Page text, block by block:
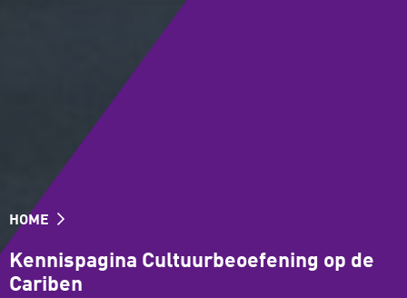
HOME
Kennispagina Cultuurbeoefening op de
Cariben